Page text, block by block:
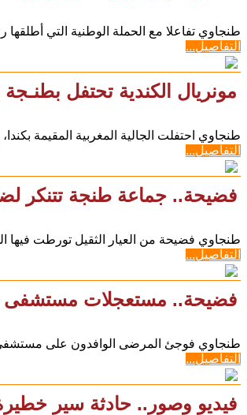
طنجاوي تفاعلا مع الحملة الوطنية التي أطلقها
التفاصيل...
مونريال الكندية تحتفل
طنجاوي احتفلت الجالية المغربية المقيمة
التفاصيل...
فضيحة.. جماعة طنجة تتنكر
طنجاوي فضيحة من العيار الثقيل تورطت فيها
التفاصيل...
فضيحة.. مستعجلات مستشفى
طنجاوي فوجئ المرضى الوافدون على مستشفى
التفاصيل...
فيديو وصور.. حادثة سير